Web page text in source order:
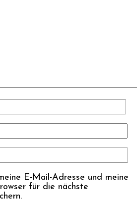
E-Mail-Adresse und meine
für die nächste